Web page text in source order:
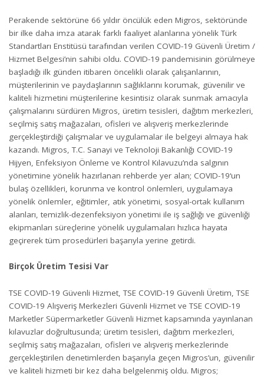
Perakende sektörüne 66 yıldır öncülük eden Migros, sektöründe
bir ilke daha imza atarak farklı faaliyet alanlarına yönelik Türk
Standartları Enstitüsü tarafından verilen COVID-19 Güvenli Üretim /
Hizmet Belgesi’nin sahibi oldu. COVID-19 pandemisinin görülmeye
başladığı ilk günden itibaren öncelikli olarak çalışanlarının,
müşterilerinin ve paydaşlarının sağlıklarını korumak, güvenilir ve
kaliteli hizmetini müşterilerine kesintisiz olarak sunmak amacıyla
çalışmalarını sürdüren Migros, üretim tesisleri, dağıtım merkezleri,
seçilmiş satış mağazaları, ofisleri ve alışveriş merkezlerinde
gerçekleştirdiği çalışmalar ve uygulamalar ile belgeyi almaya hak
kazandı. Migros, T.C. Sanayi ve Teknoloji Bakanlığı COVID-19
Hijyen, Enfeksiyon Önleme ve Kontrol Kılavuzu’nda salgının
yönetimine yönelik hazırlanan rehberde yer alan; COVID-19‘un
bulaş özellikleri, korunma ve kontrol önlemleri, uygulamaya
yönelik önlemler, eğitimler, atık yönetimi, sosyal-ortak kullanım
alanları, temizlik-dezenfeksiyon yönetimi ile iş sağlığı ve güvenliği
ekipmanları süreçlerine yönelik uygulamaları hızlıca hayata
geçirerek tüm prosedürleri başarıyla yerine getirdi.
Birçok Üretim Tesisi Var
TSE COVID-19 Güvenli Hizmet, TSE COVID-19 Güvenli Üretim, TSE
COVID-19 Alışveriş Merkezleri Güvenli Hizmet ve TSE COVID-19
Marketler Süpermarketler Güvenli Hizmet kapsamında yayınlanan
kılavuzlar doğrultusunda; üretim tesisleri, dağıtım merkezleri,
seçilmiş satış mağazaları, ofisleri ve alışveriş merkezlerinde
gerçekleştirilen denetimlerden başarıyla geçen Migros’un, güvenilir
ve kaliteli hizmeti bir kez daha belgelenmiş oldu. Migros;